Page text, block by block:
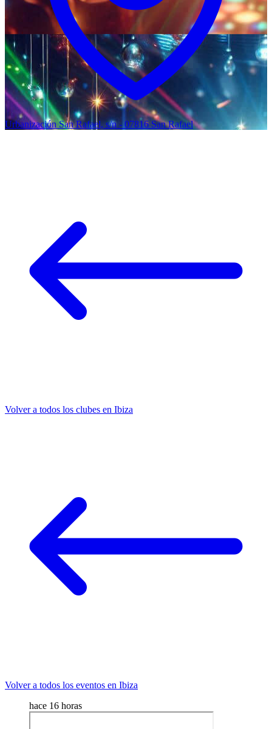
Urbanización San Rafael, s/n - 07816 San Rafael
Volver a todos los clubes en Ibiza
Volver a todos los eventos en Ibiza
hace 16 horas